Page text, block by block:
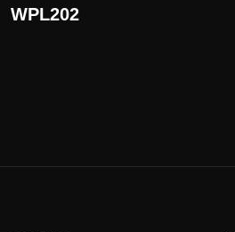
WPL202